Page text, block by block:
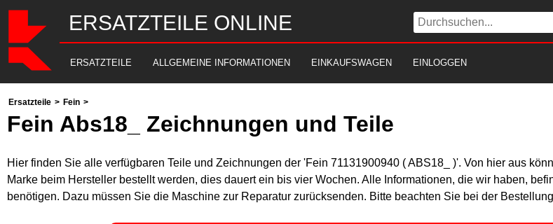
ERSATZTEILE ONLINE
ERSATZTEILE ALLGEMEINE INFORMATIONEN EINKAUFSWAGEN EINLOGGEN
Ersatzteile > Fein >
Fein Abs18_ Zeichnungen und Teile
Hier finden Sie alle verfügbaren Teile und Zeichnungen der 'Fein 71131900940 ( ABS18_ )'. Von hier aus
Marke beim Hersteller bestellt werden, dies dauert ein bis vier Wochen. Alle Informationen, die wir haben,
benötigen. Dazu müssen Sie die Maschine zur Reparatur zurücksenden. Bitte beachten Sie bei der